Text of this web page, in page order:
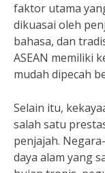
faktor utama
dikuasai oleh
bahasa, dan
ASEAN memiliki
mudah dipecah
Selain itu,
salah satu
penjajah.
daya alam yang